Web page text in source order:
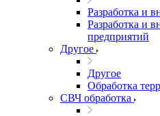
Разработка и
Разработка и
предприятий
Другое
Другое
Обработка
СВЧ обработка